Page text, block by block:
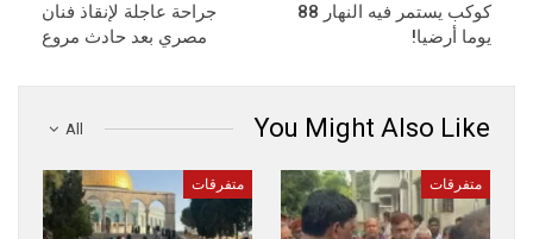
كوكب يستمر فيه النهار 88
يوما أرضيا!
جراحة عاجلة لإنقاذ فنان
مصري بعد حادث مروع
All You Might Also Like
متفرقات متفرقات